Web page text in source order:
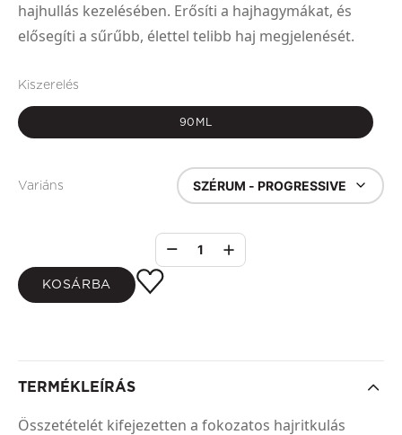
hajhullás kezelésében. Erősíti a hajhagymákat, és
elősegíti a sűrűbb, élettel telibb haj megjelenését.
Kiszerelés
90ML
Variáns SZÉRUM - PROGRESSIVE
1
KOSÁRBA
TERMÉKLEÍRÁS
Összetételét kifejezetten a fokozatos hajritkulás